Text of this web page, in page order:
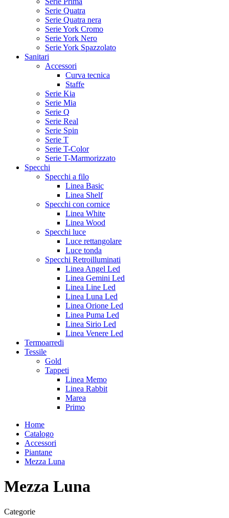
Serie Quatra
Serie Quatra nera
Serie York Cromo
Serie York Nero
Serie York Spazzolato
Sanitari
Accessori
Curva tecnica
Staffe
Serie Kia
Serie Mia
Serie Q
Serie Real
Serie Spin
Serie T
Serie T-Color
Serie T-Marmorizzato
Specchi
Specchi a filo
Linea Basic
Linea Shelf
Specchi con cornice
Linea White
Linea Wood
Specchi luce
Luce rettangolare
Luce tonda
Specchi Retroilluminati
Linea Angel Led
Linea Gemini Led
Linea Line Led
Linea Luna Led
Linea Orione Led
Linea Puma Led
Linea Sirio Led
Linea Venere Led
Termoarredi
Tessile
Gold
Tappeti
Linea Memo
Linea Rabbit
Marea
Primo
Home
Catalogo
Accessori
Piantane
Mezza Luna
Mezza Luna
Categorie